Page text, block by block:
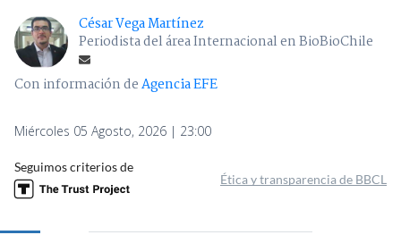
César Vega Martínez
Periodista del área Internacional en BioBioChile
Con información deAgencia EFE
Miércoles 05 Agosto, 2026 | 23:00
Seguimos criterios de
Ética y transparencia de BBCL